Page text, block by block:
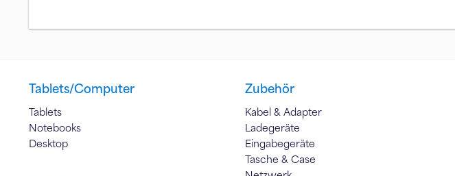
Tablets/Computer
Tablets
Notebooks
Desktop
Zubehör
Kabel & Adapter
Ladegeräte
Eingabegeräte
Tasche & Case